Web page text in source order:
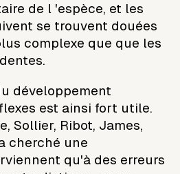
de l 'espèce, et les
se trouvent douées
complexe que que les
développement
est ainsi fort utile.
Sollier, Ribot, James,
cherché une
qu'à des erreurs